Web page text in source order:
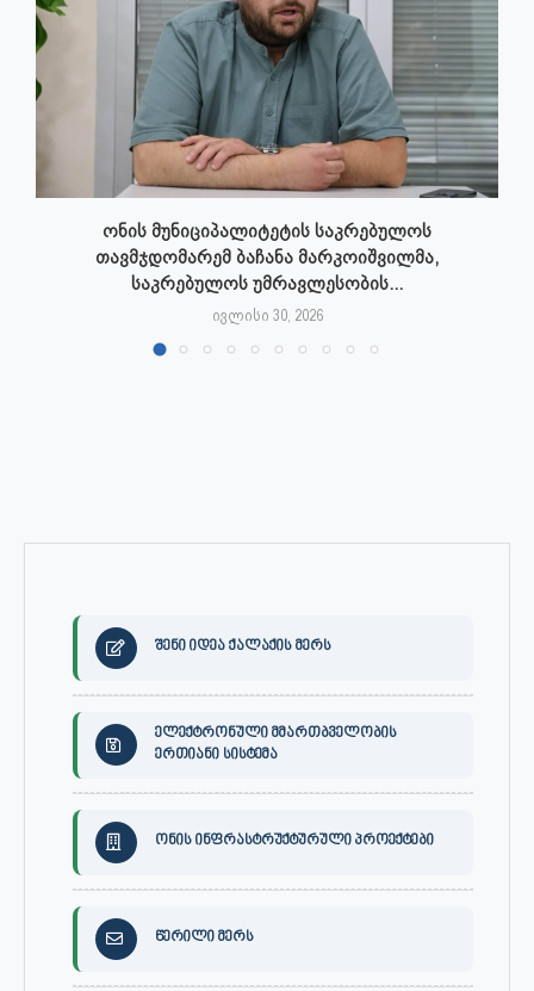
ონის მუნიციპალიტეტის საკრებულოს
თავმჯდომარემ ბაჩანა მარკოიშვილმა,
საკრებულოს უმრავლესობის...
ივლისი 30, 2026
შენი იდეა ქალაქის მერს
ელექტრონული მმართბველობის
ერთიანი სისტემა
ონის ინფრასტრუქტურული პროექტები
წერილი მერს